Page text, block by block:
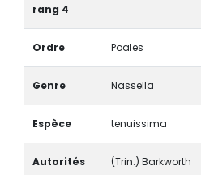
rang 4
Ordre Poales
Genre Nassella
Espèce tenuissima
Autorités
(Trin.) Barkworth